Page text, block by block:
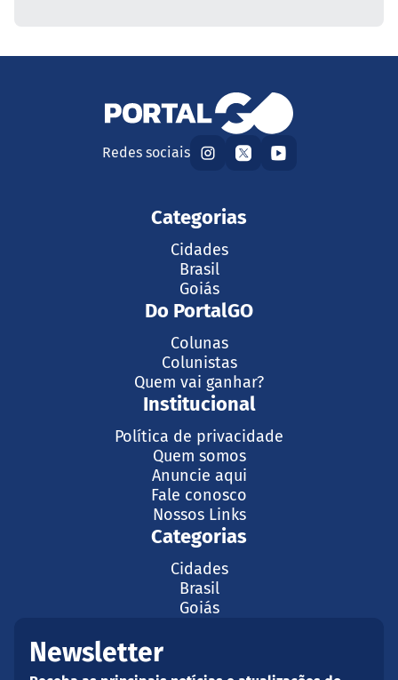
Redes sociais
Categorias
Cidades
Brasil
Goiás
Do PortalGO
Colunas
Colunistas
Quem vai ganhar?
Institucional
Política de privacidade
Quem somos
Anuncie aqui
Fale conosco
Nossos Links
Categorias
Cidades
Brasil
Goiás
Newsletter